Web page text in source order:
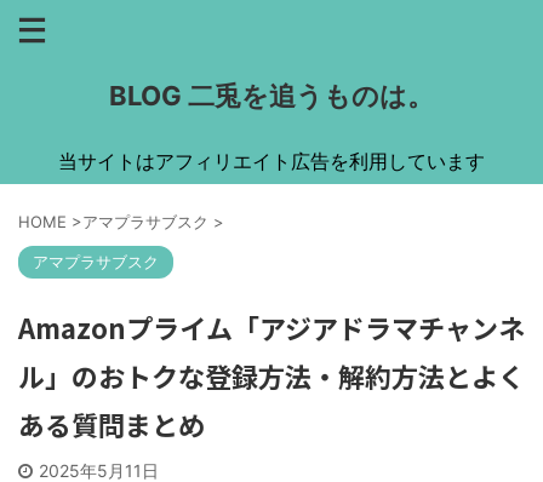
BLOG 二兎を追うものは。
当サイトはアフィリエイト広告を利用しています
HOME >アマプラサブスク >
アマプラサブスク
Amazonプライム「アジアドラマチャンネ
ル」のおトクな登録方法・解約方法とよく
ある質問まとめ
2025年5月11日